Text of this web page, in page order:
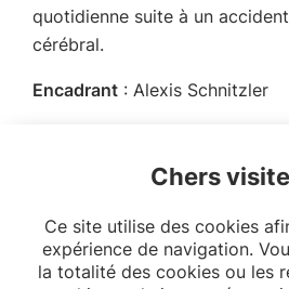
quotidienne suite à un
cérébral.
Encadrant : Alexis Schnitzler
Sciences de l’Information
Date de soutenance :10/2022
Chers
Ce site utilise des cookies
expérience de navigation.
la totalité des cookies ou les